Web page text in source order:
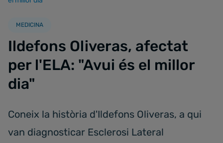
MEDICINA
Ildefons Oliveras, afectat
per l'ELA: "Avui és el millor
dia"
Coneix la història d'Ildefons Oliveras, a qui
van diagnosticar Esclerosi Lateral